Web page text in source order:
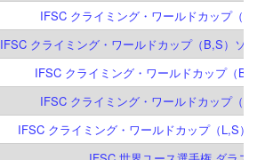
IFSC クライミング・ワールドカップ（B
IFSC クライミング・ワールドカップ（B,S）ソ
IFSC クライミング・ワールドカップ（
IFSC クライミング・ワールドカップ（B
IFSC クライミング・ワールドカップ（L,S）